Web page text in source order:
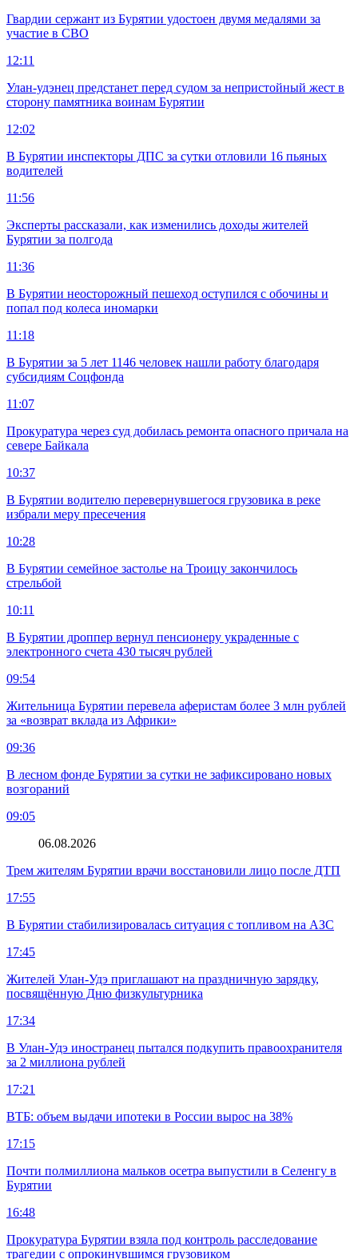
Гвардии сержант из Бурятии удостоен двумя медалями за
участие в СВО
12:11
Улан-удэнец предстанет перед судом за непристойный жест в
сторону памятника воинам Бурятии
12:02
В Бурятии инспекторы ДПС за сутки отловили 16 пьяных
водителей
11:56
Эксперты рассказали, как изменились доходы жителей
Бурятии за полгода
11:36
В Бурятии неосторожный пешеход оступился с обочины и
попал под колеса иномарки
11:18
В Бурятии за 5 лет 1146 человек нашли работу благодаря
субсидиям Соцфонда
11:07
Прокуратура через суд добилась ремонта опасного причала на
севере Байкала
10:37
В Бурятии водителю перевернувшегося грузовика в реке
избрали меру пресечения
10:28
В Бурятии семейное застолье на Троицу закончилось
стрельбой
10:11
В Бурятии дроппер вернул пенсионеру украденные с
электронного счета 430 тысяч рублей
09:54
Жительница Бурятии перевела аферистам более 3 млн рублей
за «возврат вклада из Африки»
09:36
В лесном фонде Бурятии за сутки не зафиксировано новых
возгораний
09:05
06.08.2026
Трем жителям Бурятии врачи восстановили лицо после ДТП
17:55
В Бурятии стабилизировалась ситуация с топливом на АЗС
17:45
Жителей Улан-Удэ приглашают на праздничную зарядку,
посвящённую Дню физкультурника
17:34
В Улан-Удэ иностранец пытался подкупить правоохранителя
за 2 миллиона рублей
17:21
ВТБ: объем выдачи ипотеки в России вырос на 38%
17:15
Почти полмиллиона мальков осетра выпустили в Селенгу в
Бурятии
16:48
Прокуратура Бурятии взяла под контроль расследование
трагедии с опрокинувшимся грузовиком